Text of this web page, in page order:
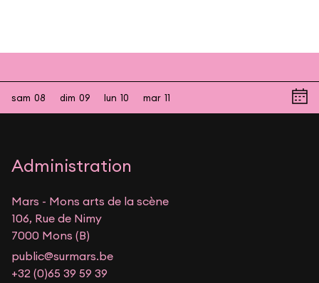
sam 08 dim 09 lun 10 mar 11
Administration
Mars - Mons arts de la scène
106, Rue de Nimy
7000 Mons (B)
public@surmars.be
+32 (0)65 39 59 39